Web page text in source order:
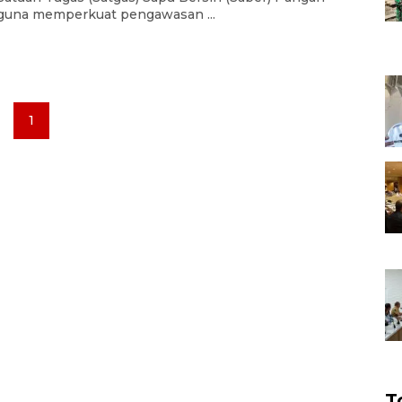
memperkuat pengawasan ...
1